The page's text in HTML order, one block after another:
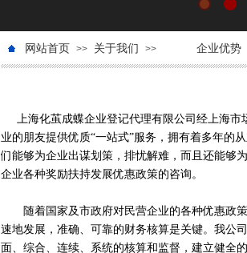
网站首页 >> 关于我们 >> 企业优势
上海化茧成蝶企业登记代理有限公司 经上海市
业的朋友提供优质“一站式”服务，拥有着多年的
们能够为企业出谋划策，排忧解难，而且还能够
企业各种奖励扶持发展优惠政策的咨询。
随着国家及市政府对民营企业的各种优惠政策
速地发展，准确、可靠的财务核算是关键。我公
面、综合、连续、系统的核算和监督，建立健全